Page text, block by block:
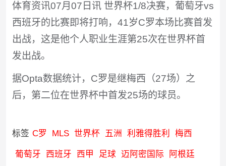
体育资讯07月07日讯 世界杯1/8决赛，葡萄牙vs
西班牙的比赛即将打响，41岁C罗本场比赛首发
出战，这是他个人职业生涯第25次在世界杯首
发出战。
据Opta数据统计，C罗是继梅西（27场）之
后，第二位在世界杯中首发25场的球员。
标签 C罗 MLS 世界杯 五洲 利雅得胜利 梅西
葡萄牙 西班牙 西甲 足球 迈阿密国际 阿根廷